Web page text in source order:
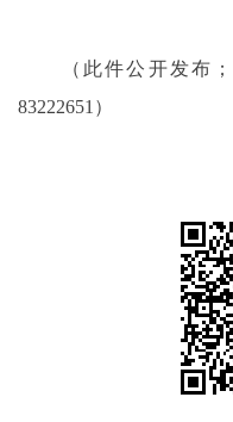
（此件公开发布；
83222651）